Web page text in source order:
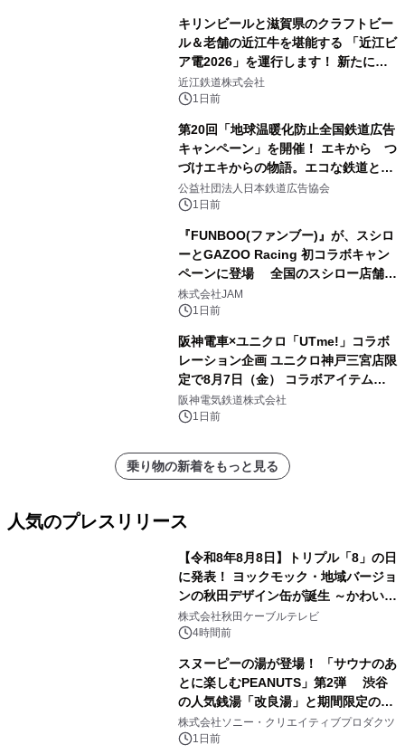
キリンビールと滋賀県のクラフトビー
ル＆老舗の近江牛を堪能する 「近江ビ
ア電2026」を運行します！ 新たに
「長濱浪漫ビール」が参加！キリン一
番搾り飲み放題が復活！
近江鉄道株式会社
1日前
第20回「地球温暖化防止全国鉄道広告
キャンペーン」を開催！ エキから つ
づけエキからの物語。エコな鉄道とと
もに。
公益社団法人日本鉄道広告協会
1日前
『FUNBOO(ファンブー)』が、スシロ
ーとGAZOO Racing 初コラボキャン
ペーンに登場 全国のスシロー店舗で
GR 4車種の FUNBOO(ミニカー)付き
メニューが展開されます
株式会社JAM
1日前
阪神電車×ユニクロ「UTme!」コラボ
レーション企画 ユニクロ神戸三宮店限
定で8月7日（金） コラボアイテムが
発売決定！
阪神電気鉄道株式会社
1日前
乗り物の新着をもっと見る
人気のプレスリリース
【令和8年8月8日】トリプル「8」の日
に発表！ ヨックモック・地域バージョ
ンの秋田デザイン缶が誕生 ～かわいい
秋田犬の子犬と秋田の四季と名所を巡
るパッケージ～ 9月1日(火)秋田県内で
株式会社秋田ケーブルテレビ
4時間前
スヌーピーの湯が登場！ 「サウナのあ
とに楽しむPEANUTS」第2弾 渋谷
の人気銭湯「改良湯」と期間限定のコ
ラボレーション サウナイキタイコラ
ボグッズも発売決定！
株式会社ソニー・クリエイティブプロダクツ
1日前